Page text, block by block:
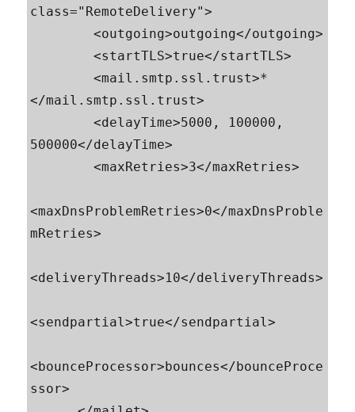
class="RemoteDelivery">
        <outgoing>outgoing</outgoing>
        <startTLS>true</startTLS>
        <mail.smtp.ssl.trust>*
</mail.smtp.ssl.trust>
        <delayTime>5000, 100000,
500000</delayTime>
        <maxRetries>3</maxRetries>
<maxDnsProblemRetries>0</maxDnsProble
mRetries>
<deliveryThreads>10</deliveryThreads>
<sendpartial>true</sendpartial>
<bounceProcessor>bounces</bounceProce
ssor>